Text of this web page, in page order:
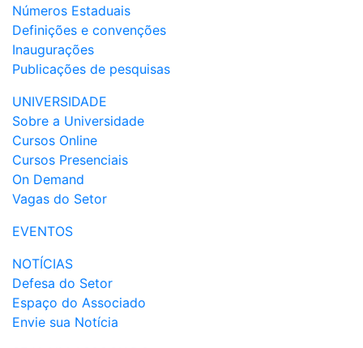
Números Estaduais
Definições e convenções
Inaugurações
Publicações de pesquisas
UNIVERSIDADE
Sobre a Universidade
Cursos Online
Cursos Presenciais
On Demand
Vagas do Setor
EVENTOS
NOTÍCIAS
Defesa do Setor
Espaço do Associado
Envie sua Notícia